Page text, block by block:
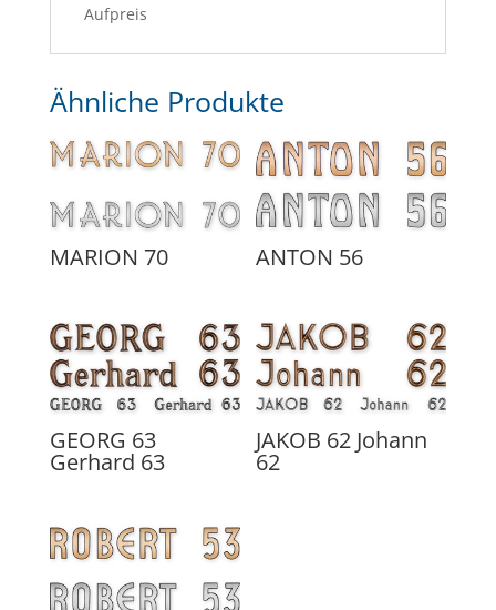
Aufpreis
Ähnliche Produkte
MARION 70 ANTON 56
GEORG 63
Gerhard 63
JAKOB 62 Johann
62